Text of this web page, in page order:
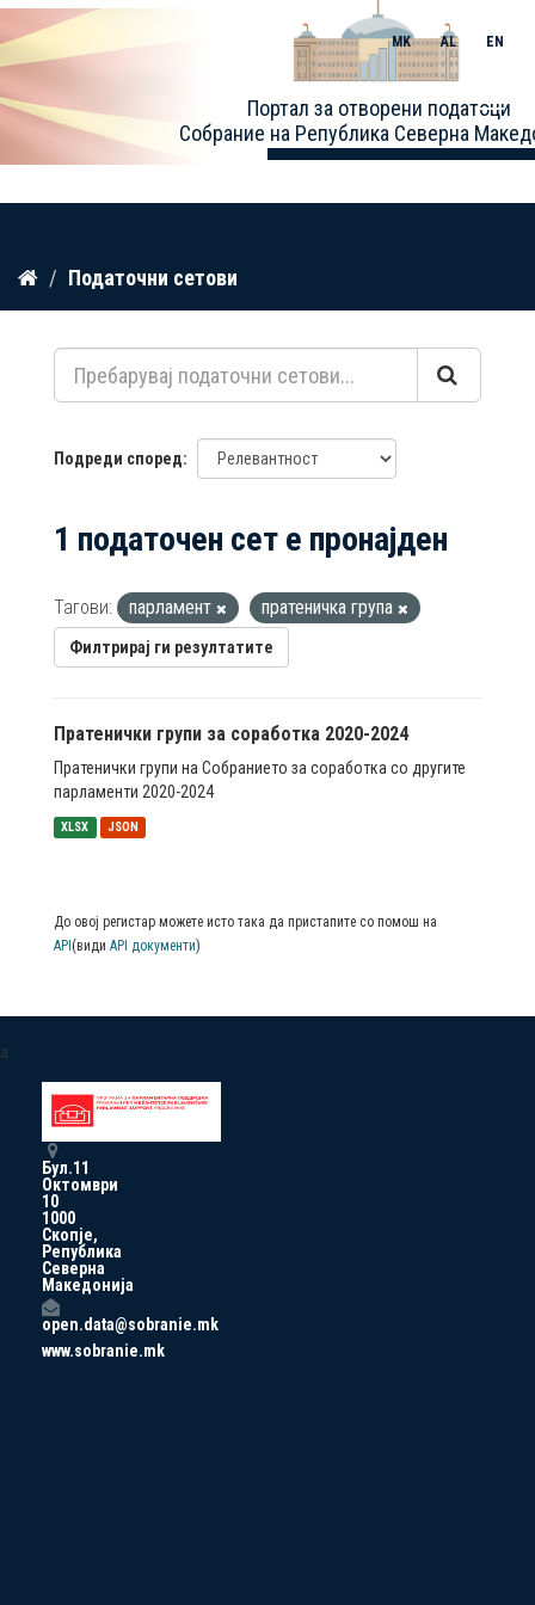
Прескокнете
содржина
Портал за отворени податоци
Собрание на Република Северна
MK AL EN
Toggle
Податочни сетови
Подреди според
1 податочен сет е пронајден
Тагови: парламент пратеничка група
Филтрирај ги резултатите
Пратенички групи за соработка 2020-2024
Пратенички групи на Собранието за соработка со другите
парламенти 2020-2024
XLSX JSON
До овој регистар можете исто така да пристапите со помош на
API (види API документи)
a
Бул.11
Октомври
10
1000
Скопје,
Република
Северна
Македонија
open.data@sobranie.mk
www.sobranie.mk